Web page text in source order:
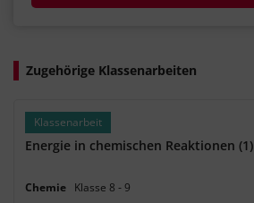
Zugehörige Klassenarbeiten
Klassenarbeit
Energie in chemischen Reaktionen (1)
Chemie Klasse 8 ‐9